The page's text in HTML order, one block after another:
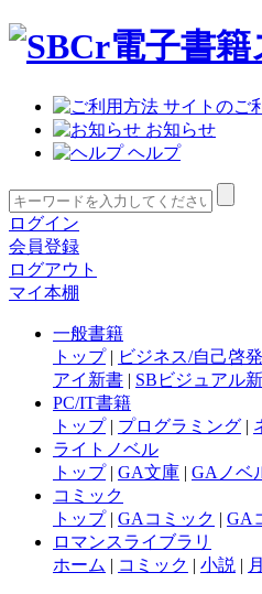
サイトのご
お知らせ
ヘルプ
ログイン
会員登録
ログアウト
マイ本棚
一般書籍
トップ| ビジネス/自己啓発
アイ新書 | SBビジュアル
PC/IT書籍
トップ| プログラミング |
ライトノベル
トップ| GA文庫 | GAノベ
コミック
トップ| GAコミック | GA
ロマンスライブラリ
ホーム | コミック | 小説 |